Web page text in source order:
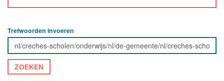
Trefwoorden invoeren
ZOEKEN